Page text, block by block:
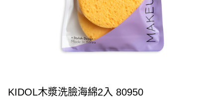
KIDOL木漿洗臉海綿2入 80950